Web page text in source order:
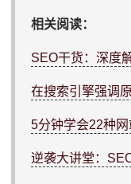
相关阅读：
SEO干货：深度
在搜索引擎强调
5分钟学会22种
逆袭大讲堂：